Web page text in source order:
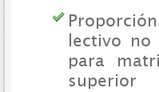
lectivo no
para
superior